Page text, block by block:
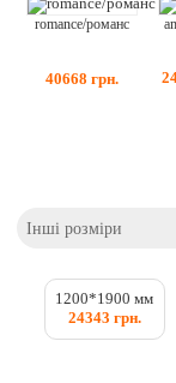
romance/романс
40668 грн.
Інші розміри
1200*1900 мм
24343 грн.